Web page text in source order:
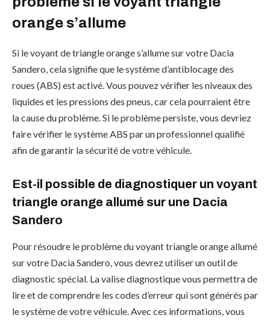
orange s’allume
Si le voyant de triangle orange s’allume sur votre Dacia
Sandero, cela signifie que le système d’antiblocage des
roues (ABS) est activé. Vous pouvez vérifier les niveaux des
liquides et les pressions des pneus, car cela pourraient être
la cause du problème. Si le problème persiste, vous devriez
faire vérifier le système ABS par un professionnel qualifié
afin de garantir la sécurité de votre véhicule.
Est-il possible de diagnostiquer un voyant
triangle orange allumé sur une Dacia
Sandero
Pour résoudre le problème du voyant triangle orange allumé
sur votre Dacia Sandero, vous devrez utiliser un outil de
diagnostic spécial. La valise diagnostique vous permettra de
lire et de comprendre les codes d’erreur qui sont générés par
le système de votre véhicule. Avec ces informations, vous